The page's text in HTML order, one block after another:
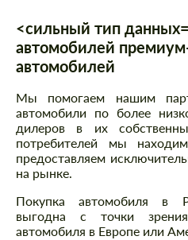
<сильный тип
автомобилей
автомобилей
Мы помогаем нашим
автомобили по более
дилеров в их
потребителей мы
предоставляем
на рынке.
Покупка автомобиля в
выгодна с точки
автомобиля в Европе или